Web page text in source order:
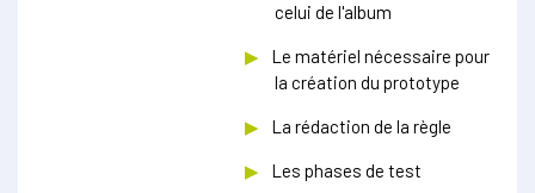
celui de l'album
Le matériel nécessaire pour
la création du prototype
La rédaction de la règle
Les phases de test